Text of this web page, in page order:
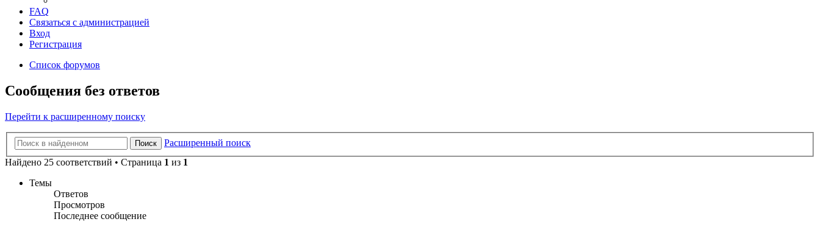
FAQ
Связаться с администрацией
Вход
Регистрация
Список форумов
Сообщения без ответов
Перейти к расширенному поиску
Поиск
Расширенный поиск
Найдено 25 соответствий • Страница 1 из 1
Темы
Ответов
Просмотров
Последнее сообщение